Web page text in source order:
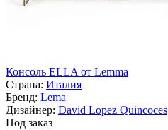
Консоль ELLA от Lemma
Страна: Италия
Бренд: Lema
Дизайнер: David Lopez Quincoces
Под заказ